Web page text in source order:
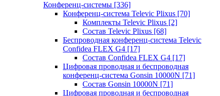
Конференц-системы [336]
Конференц-система Televic Plixus [70]
Комплекты Televic Plixus [2]
Состав Televic Plixus [68]
Беспроводная конференц-система Televic
Confidea FLEX G4 [17]
Состав Confidea FLEX G4 [17]
Цифровая проводная и беспроводная
конференц-система Gonsin 10000N [71]
Состав Gonsin 10000N [71]
Цифровая проводная и беспроводная